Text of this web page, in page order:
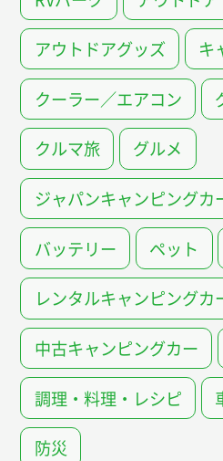
アウトドアグッズ キ
クーラー／エアコン
クルマ旅 グルメ
ジャパンキャンピングカ
バッテリー ペット
レンタルキャンピングカ
中古キャンピングカー
調理・料理・レシピ
防災